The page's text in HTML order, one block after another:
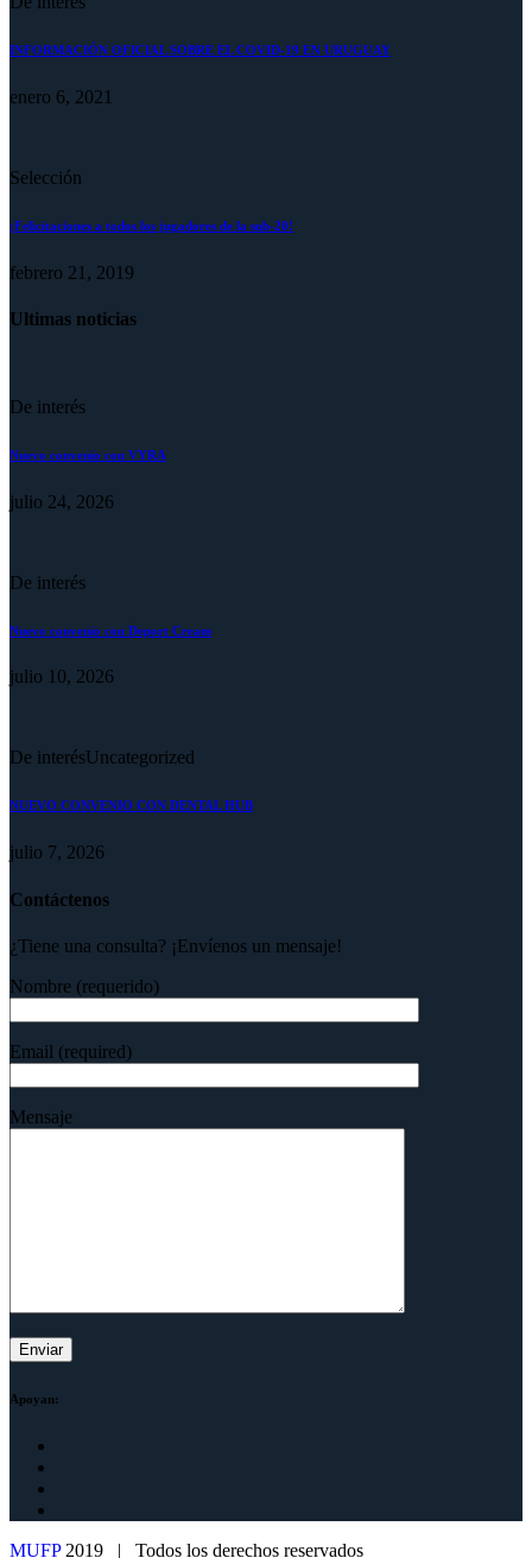
INFORMACIÓN OFICIAL SOBRE EL COVID-19 EN URUGUAY
enero 6, 2021
Selección
¡Felicitaciones a todos los jugadores de la sub-20!
febrero 21, 2019
Ultimas noticias
De interés
Nuevo convenio con VYRA
julio 24, 2026
De interés
Nuevo convenio con Deport Cream
julio 10, 2026
De interésUncategorized
NUEVO CONVENIO CON DENTAL HUB
julio 7, 2026
Contáctenos
¿Tiene una consulta? ¡Envíenos un mensaje!
Nombre (requerido)
Email (required)
Mensaje
Apoyan:
MUFP2019 | Todos los derechos reservados